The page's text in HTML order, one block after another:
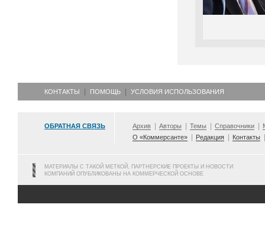
КОНТАКТЫ ПОМОЩЬ УСЛОВИЯ ИСПОЛЬЗОВАНИЯ
ОБРАТНАЯ СВЯЗЬ Архив Авторы Темы Справочники
О «Коммерсанте»
Редакция Контакты
МАТЕРИАЛЫ С ТАКОЙ МЕТКОЙ, ПАРТНЕРСКИЕ ПРОЕКТЫ И НОВОСТИ
КОМПАНИЙ ОПУБЛИКОВАНЫ НА КОММЕРЧЕСКОЙ ОСНОВЕ